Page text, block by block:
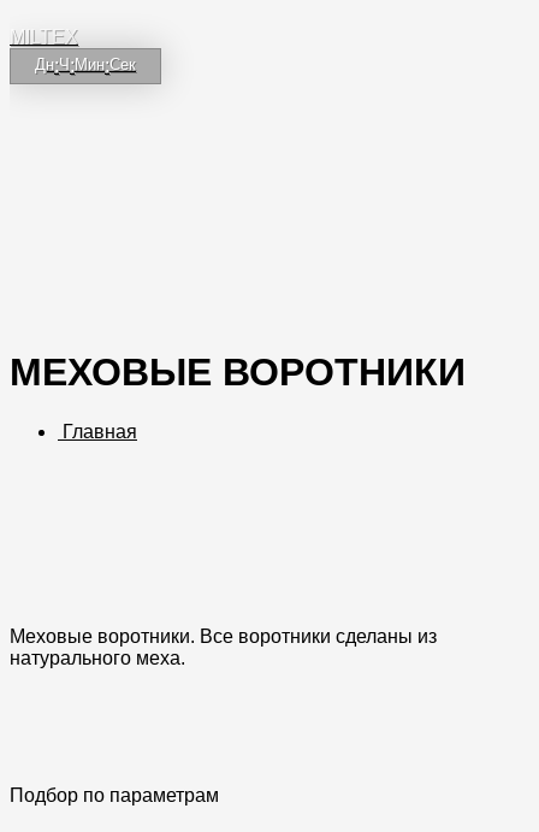
MILTEX
Дн:Ч:Мин:Сек
МЕХОВЫЕ ВОРОТНИКИ
Главная
Меховые воротники. Все воротники сделаны из
натурального меха.
Подбор по параметрам